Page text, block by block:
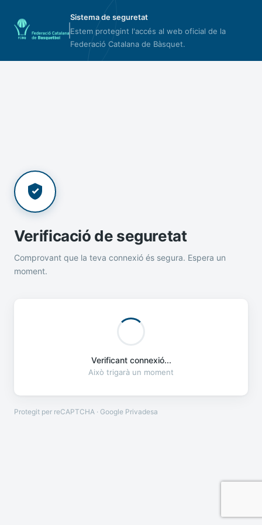
Sistema de seguretat
Estem protegint l'accés al web oficial de la
Federació Catalana de Bàsquet.
Verificació de seguretat
Comprovant que la teva connexió és segura. Espera un
moment.
Verificant connexió...
Això trigarà un moment
Protegit per reCAPTCHA · Google Privadesa